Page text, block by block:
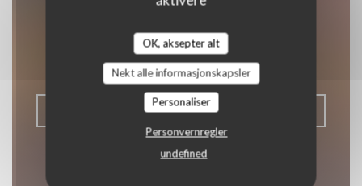
OK, aksepter alt
Nekt alle informasjonskapsler
Personaliser
Personvernregler
undefined
des Pêcheurs
|ZUYDCOOTE
BESTILL ET BORD